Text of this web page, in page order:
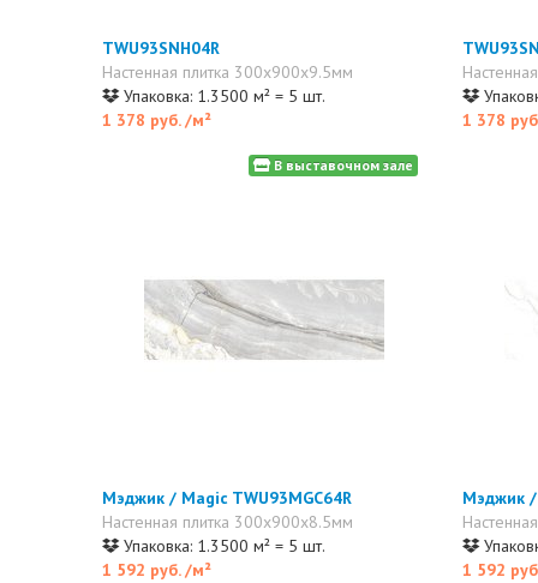
TWU93SNH04R
Настенная плитка 300x900x9.5мм
Упаковка: 1.3500 м² = 5 шт.
1 378 руб./м²
1 378
В выставочном зале
Мэджик / Magic TWU93MGC64R
Настенная плитка 300x900x8.5мм
Упаковка: 1.3500 м² = 5 шт.
1 592 руб./м²
Мэджик /
1 592